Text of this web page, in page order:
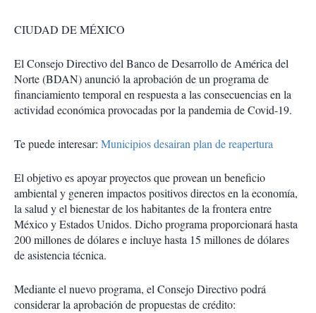
CIUDAD DE MÉXICO
El Consejo Directivo del Banco de Desarrollo de América del
Norte (BDAN) anunció la aprobación de un programa de
financiamiento temporal en respuesta a las consecuencias en la
actividad económica provocadas por la pandemia de Covid-19.
Te puede interesar: Municipios desairan plan de reapertura
El objetivo es apoyar proyectos que provean un beneficio
ambiental y generen impactos positivos directos en la economía,
la salud y el bienestar de los habitantes de la frontera entre
México y Estados Unidos. Dicho programa proporcionará hasta
200 millones de dólares e incluye hasta 15 millones de dólares
de asistencia técnica.
Mediante el nuevo programa, el Consejo Directivo podrá
considerar la aprobación de propuestas de crédito: